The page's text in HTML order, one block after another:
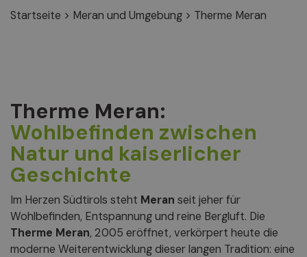
Startseite > Meran und Umgebung > Therme Meran
Therme Meran:
Wohlbefinden zwischen
Natur und kaiserlicher
Geschichte
Im Herzen Südtirols steht Meran seit jeher für
Wohlbefinden, Entspannung und reine Bergluft. Die
Therme Meran, 2005 eröffnet, verkörpert heute die
moderne Weiterentwicklung dieser langen Tradition: eine